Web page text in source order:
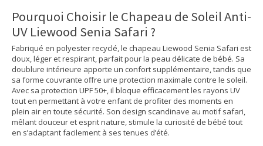
Pourquoi Choisir le Chapeau de Soleil Anti-
UV Liewood Senia Safari ?
Fabriqué en polyester recyclé, le chapeau Liewood Senia Safari est
doux, léger et respirant, parfait pour la peau délicate de bébé. Sa
doublure intérieure apporte un confort supplémentaire, tandis que
sa forme couvrante offre une protection maximale contre le soleil.
Avec sa protection UPF 50+, il bloque efficacement les rayons UV
tout en permettant à votre enfant de profiter des moments en
plein air en toute sécurité. Son design scandinave au motif safari,
mêlant douceur et esprit nature, stimule la curiosité de bébé tout
en s’adaptant facilement à ses tenues d’été.